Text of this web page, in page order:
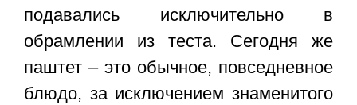
подавались исключительно в
обрамлении из теста. Сегодня же
паштет – это обычное, повседневное
блюдо, за исключением знаменитого